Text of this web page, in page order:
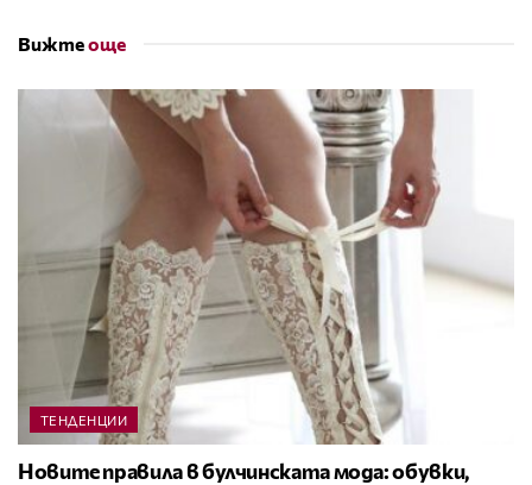
Вижтеоще
ТЕНДЕНЦИИ
Новите правила в булчинската мода: обувки,